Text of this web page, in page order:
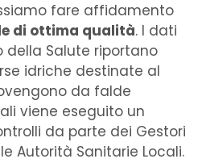
fare affidamento
di ottima qualità. I dati
della Salute riportano
idriche destinate al
da falde
viene eseguito un
da parte dei Gestori
Autorità Sanitarie Locali.